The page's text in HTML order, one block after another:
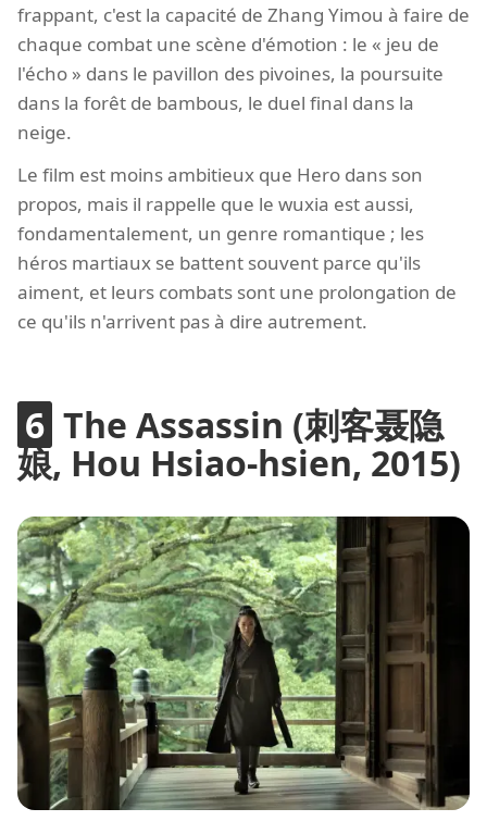
frappant, c'est la capacité de Zhang Yimou à faire de
chaque combat une scène d'émotion : le « jeu de
l'écho » dans le pavillon des pivoines, la poursuite
dans la forêt de bambous, le duel final dans la
neige.
Le film est moins ambitieux que Hero dans son
propos, mais il rappelle que le wuxia est aussi,
fondamentalement, un genre romantique ; les
héros martiaux se battent souvent parce qu'ils
aiment, et leurs combats sont une prolongation de
ce qu'ils n'arrivent pas à dire autrement.
The Assassin (刺客聂隐
娘, Hou Hsiao-hsien, 2015)